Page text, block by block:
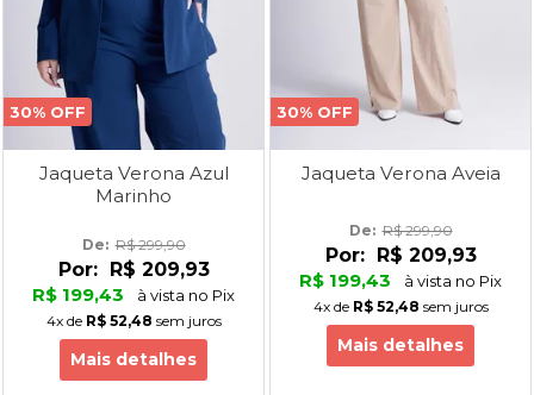
30% OFF
Jaqueta Verona Azul
Marinho
De: R$ 299,90
Por:
R$ 209,93
R$ 199,43
à vista no Pix
4xde R$ 52,48 sem juros
Mais detalhes
30% OFF
Jaqueta Verona Aveia
De: R$ 299,90
Por:
R$ 209,93
R$ 199,43
à vista no Pix
4xde R$ 52,48 sem juros
Mais detalhes